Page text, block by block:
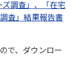
調査」、「在宅
査」結果報告書
で、ダウンロー